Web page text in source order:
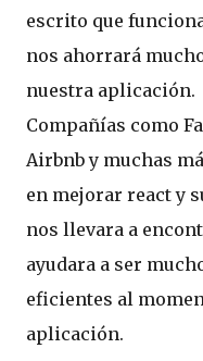
escrito que
nos ahorrará
nuestra aplicación.
Compañías como
Airbnb y muchas
en mejorar react y
nos llevara a
ayudara a ser
eficientes al
aplicación.